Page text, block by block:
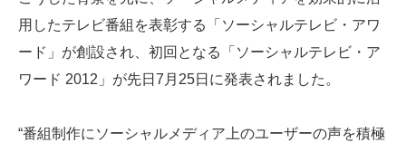
用したテレビ番組を表彰する「ソーシャルテレビ・アワ
ード」が創設され、初回となる「ソーシャルテレビ・ア
ワード 2012」が先日7月25日に発表されました。
“番組制作にソーシャルメディア上のユーザーの声を積極